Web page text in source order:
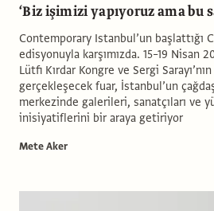
‘Biz işimizi yapıyoruz ama bu
Contemporary Istanbul’un başlattığı
edisyonuyla karşımızda. 15–19 Nisan
Lütfi Kırdar Kongre ve Sergi
gerçekleşecek fuar, İstanbul’un
merkezinde galerileri, sanatçıları ve
inisiyatiflerini bir araya getiriyor
Mete Aker